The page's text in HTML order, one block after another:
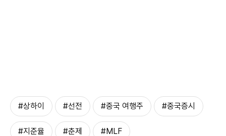
#상하이 #선전 #중국 여행주 #중국증시
#지준율 #춘제 #MLF